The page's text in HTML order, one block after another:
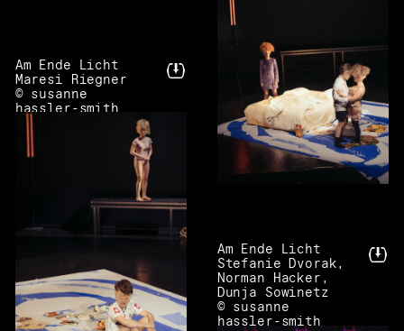
Am Ende Licht
Maresi Riegner
© susanne
hassler-smith
Am Ende Licht
Stefanie Dvorak,
Norman Hacker,
Dunja Sowinetz
© susanne
hassler-smith